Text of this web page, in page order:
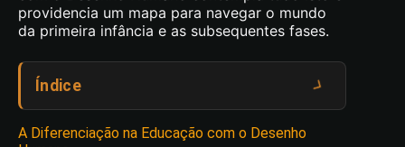
providencia um mapa para navegar o mundo
da primeira infância e as subsequentes fases.
Índice
Humano
A Diferenciação na Educação com o Desenho